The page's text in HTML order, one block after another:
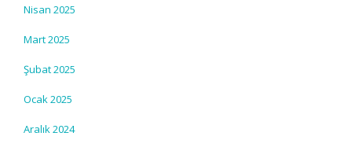
Nisan 2025
Mart 2025
Şubat 2025
Ocak 2025
Aralık 2024